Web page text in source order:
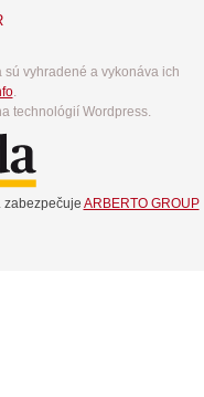
sú vyhradené a vykonáva ich
.
technológií Wordpress.
zabezpečuje ARBERTO GROUP